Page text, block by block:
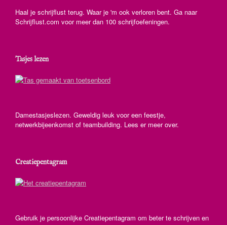
Haal je schrijflust terug. Waar je 'm ook verloren bent. Ga naar
Schrijflust.com voor meer dan 100 schrijfoefeningen.
Tasjes lezen
Damestasjeslezen. Geweldig leuk voor een feestje,
netwerkbijeenkomst of teambuilding. Lees er meer over.
Creatiepentagram
Gebruik je persoonlijke Creatiepentagram om beter te schrijven en